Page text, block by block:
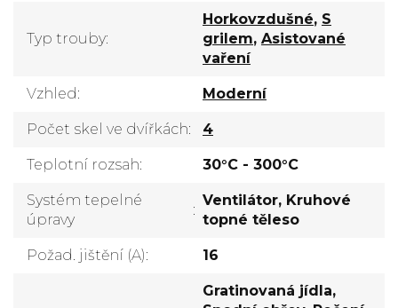
Typ trouby:
Horkovzdušné, S
grilem, Asistované
vaření
Vzhled: Moderní
Počet skel ve dvířkách: 4
Teplotní rozsah: 30°C - 300°C
Systém tepelné
úpravy
:
Ventilátor, Kruhové
topné těleso
Požad. jištění (A): 16
Gratinovaná jídla,